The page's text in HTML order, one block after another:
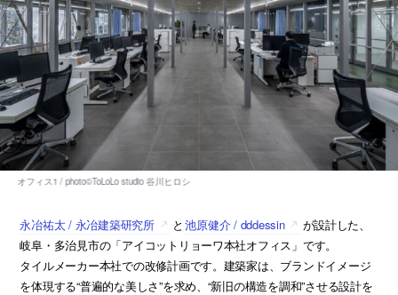
永冶祐太 / 永冶建築研究所 と 池原健介 / dddessin
が設計した、
岐阜・多治見市の「アイコットリョーワ本社オフィス」です。
タイルメーカー本社での改修計画です。建築家は、ブランドイメージ
を体現する“普遍的な美しさ”を求め、“新旧の構造を調和”させる設計を